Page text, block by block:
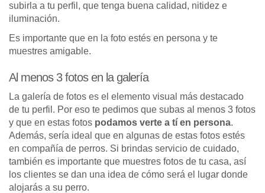
subirla a tu perfil, que tenga buena calidad, nitidez e
iluminación.
Es importante que en la foto estés en persona y te
muestres amigable.
Al menos 3 fotos en la galería
La galería de fotos es el elemento visual más destacado
de tu perfil. Por eso te pedimos que subas al menos 3 fotos
y que en estas fotos podamos verte a tí en persona.
Además, sería ideal que en algunas de estas fotos estés
en compañía de perros. Si brindas servicio de cuidado,
también es importante que muestres fotos de tu casa, así
los clientes se dan una idea de cómo será el lugar donde
alojarás a su perro.